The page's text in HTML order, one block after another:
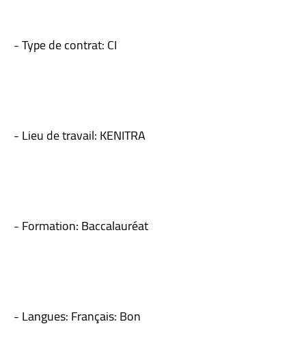
- Type de contrat: CI
- Lieu de travail: KENITRA
- Formation: Baccalauréat
- Langues: Français: Bon